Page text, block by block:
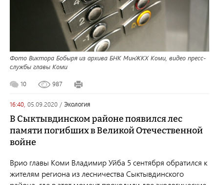
Фото Виктора Бобыря из архива БНК МинЖКХ Коми, видео пресс-
службы главы Коми
10 987
16:40, 05.09.2020 / экология
В Сыктывдинском районе появился лес
памяти погибших в Великой Отечественной
войне
Врио главы Коми Владимир Уйба 5 сентября обратился к
жителям региона из лесничества Сыктывдинского